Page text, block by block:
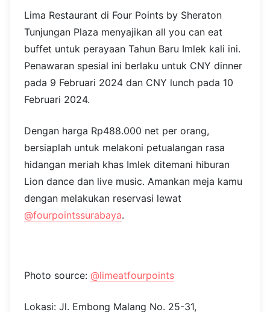
Lokasi: Jl. Tunjungan No. 12, Genteng, Surabaya
9. Four Points by Sheraton
Tunjungan Plaza
buffet untuk perayaan Tahun Baru Imlek kali ini.
pada 9 Februari 2024 dan CNY lunch pada 10